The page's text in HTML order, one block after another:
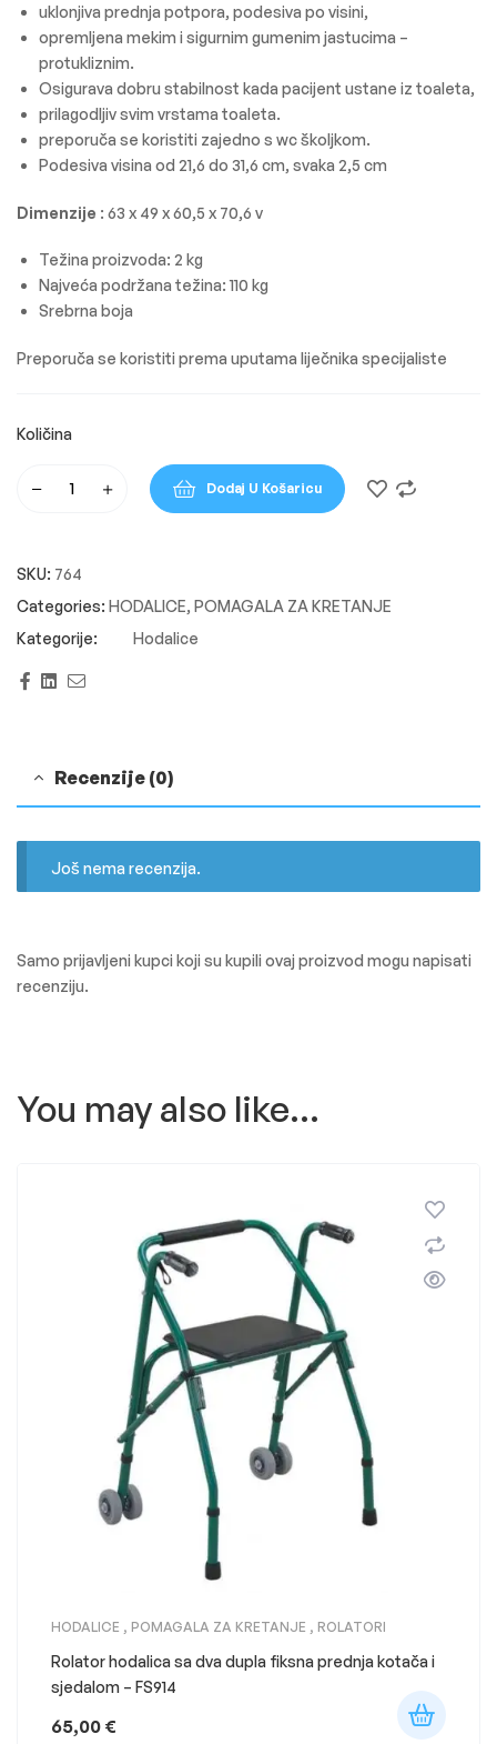
uklonjiva prednja potpora, podesiva po visini,
opremljena mekim i sigurnim gumenim jastucima –
protukliznim.
Osigurava dobru stabilnost kada pacijent ustane iz toaleta,
prilagodljiv svim vrstama toaleta.
preporuča se koristiti zajedno s wc školjkom.
Podesiva visina od 21,6 do 31,6 cm, svaka 2,5 cm
Dimenzije : 63 x 49 x 60,5 x 70,6 v
Težina proizvoda: 2 kg
Najveća podržana težina: 110 kg
Srebrna boja
Preporuča se koristiti prema uputama liječnika specijaliste
Dodaj U Košaricu
SKU: 764
Categories: HODALICE, POMAGALA ZA KRETANJE
Hodalice
Facebook
Linkedin
Recenzije (0)
Još nema recenzija.
Samo prijavljeni kupci koji su kupili ovaj proizvod mogu napisati
recenziju.
You may also like…
HODALICE , POMAGALA ZA KRETANJE , ROLATORI
Rolator hodalica sa dva dupla fiksna prednja kotača i
sjedalom – FS914
65,00 €